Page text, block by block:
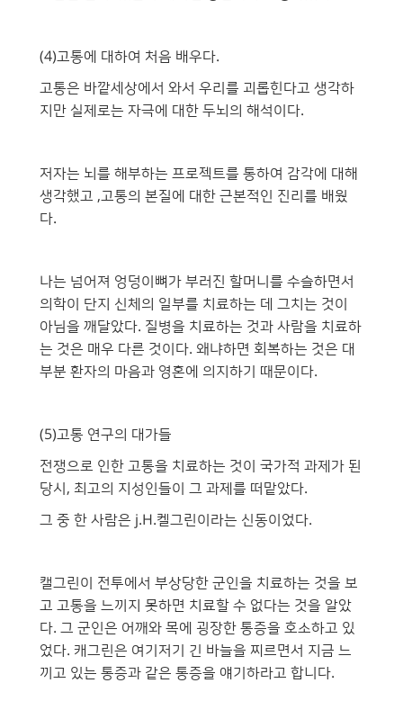
(4)고통에 대하여 처음 배우다.
고통은 바깥세상에서 와서 우리를 괴롭힌다고 생각하
지만 실제로는 자극에 대한 두뇌의 해석이다.
저자는 뇌를 해부하는 프로젝트를 통하여 감각에 대해
생각했고 ,고통의 본질에 대한 근본적인 진리를 배웠
다.
나는 넘어져 엉덩이뼈가 부러진 할머니를 수슬하면서
의학이 단지 신체의 일부를 치료하는 데 그치는 것이
아님을 깨달았다. 질병을 치료하는 것과 사람을 치료하
는 것은 매우 다른 것이다. 왜냐하면 회복하는 것은 대
부분 환자의 마음과 영혼에 의지하기 때문이다.
(5)고통 연구의 대가들
전쟁으로 인한 고통을 치료하는 것이 국가적 과제가 된
당시, 최고의 지성인들이 그 과제를 떠맡았다.
그 중 한 사람은 j.H.켈그린이라는 신동이었다.
캘그린이 전투에서 부상당한 군인을 치료하는 것을 보
고 고통을 느끼지 못하면 치료할 수 없다는 것을 알았
다. 그 군인은 어깨와 목에 굉장한 통증을 호소하고 있
었다. 캐그린은 여기저기 긴 바늘을 찌르면서 지금 느
끼고 있는 통증과 같은 통증을 얘기하라고 합니다.